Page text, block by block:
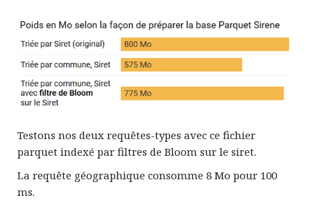
Testons nos deux requêtes-types avec ce fichier
parquet indexé par filtres de Bloom sur le siret.
La requête géographique consomme 8 Mo pour 100
ms.